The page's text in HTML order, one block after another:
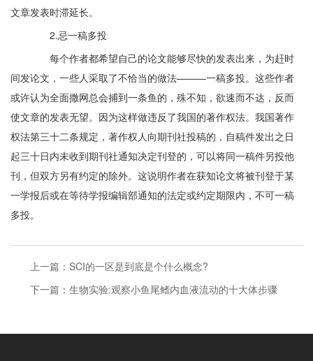
文章发表时滞延长。
2.忌一稿多投
每个作者都希望自己的论文能够尽快的发表出来，为赶时
间发论文，一些人采取了不恰当的做法———一稿多投。这些作者
或许认为全面撒网总会捕到一条鱼的，殊不知，欲速而不达，反而
使文章的发表无望。因为这样做违反了我国的著作权法。我国著作
权法第三十二条规定，著作权人向期刊社投稿的，自稿件发出之日
起三十日内未收到期刊社通知决定刊登的，可以将同一稿件另投他
刊，但双方另有约定的除外。这说明作者在获知论文将被刊登于某
一学报后或在等待学报编辑部通知的法定或约定期限内，不可一稿
多投。
上一篇： SCI的一区是到底是个什么概念?
下一篇： 生物实验:观察小鱼尾鳍内血液流动的十大体步骤